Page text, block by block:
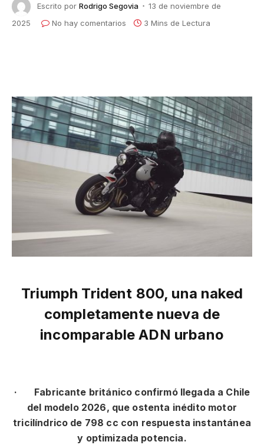
Escrito por Rodrigo Segovia
13 de noviembre de
2025
No hay comentarios 3 Mins de Lectura
Triumph Trident 800, una naked
completamente nueva de
incomparable ADN urbano
· Fabricante británico confirmó llegada a Chile
del modelo 2026, que ostenta inédito motor
tricilíndrico de 798 cc con respuesta instantánea
y optimizada potencia.